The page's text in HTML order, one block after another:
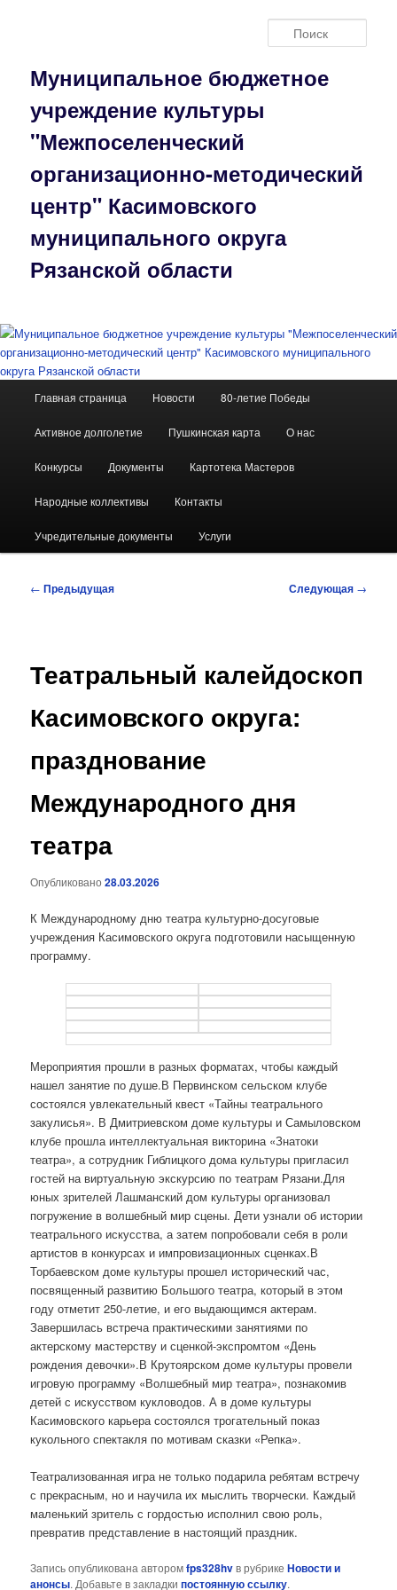
Муниципальное бюджетное
учреждение культуры
"Межпоселенческий
организационно-методический
центр" Касимовского
муниципального округа
Рязанской области
Главная страница Новости 80-летие Победы
Активное долголетие Пушкинская карта О нас
Конкурсы Документы Картотека Мастеров
Народные коллективы Контакты
Учредительные документы Услуги
Навигация
← Предыдущая Следующая →
Театральный калейдоскоп
Касимовского округа:
празднование
Международного дня
театра
Опубликовано28.03.2026
К Международному дню театра культурно-досуговые
учреждения Касимовского округа подготовили насыщенную
программу.
Мероприятия прошли в разных форматах, чтобы каждый
нашел занятие по душе.В Первинском сельском клубе
состоялся увлекательный квест «Тайны театрального
закулисья». В Дмитриевском доме культуры и Самыловском
клубе прошла интеллектуальная викторина «Знатоки
театра», а сотрудник Гиблицкого дома культуры пригласил
гостей на виртуальную экскурсию по театрам Рязани.Для
юных зрителей Лашманский дом культуры организовал
погружение в волшебный мир сцены. Дети узнали об истории
театрального искусства, а затем попробовали себя в роли
артистов в конкурсах и импровизационных сценках.В
Торбаевском доме культуры прошел исторический час,
посвященный развитию Большого театра, который в этом
году отметит 250-летие, и его выдающимся актерам.
Завершилась встреча практическими занятиями по
актерскому мастерству и сценкой-экспромтом «День
рождения девочки».В Крутоярском доме культуры провели
игровую программу «Волшебный мир театра», познакомив
детей с искусством кукловодов. А в доме культуры
Касимовского карьера состоялся трогательный показ
кукольного спектакля по мотивам сказки «Репка».
Театрализованная игра не только подарила ребятам встречу
с прекрасным, но и научила их мыслить творчески. Каждый
маленький зритель с гордостью исполнил свою роль,
превратив представление в настоящий праздник.
Запись опубликована авторомfps328hvв рубрикеНовости и
анонсы. Добавьте в закладкипостоянную ссылку.